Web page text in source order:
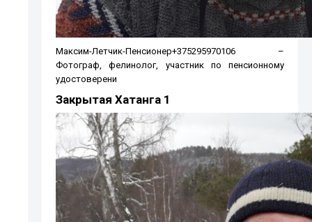
Максим-Летчик-Пенсионер+375295970106 –
Фотограф, фелинолог, участник по пенсионному
удостоверени
Закрытая Хатанга 1